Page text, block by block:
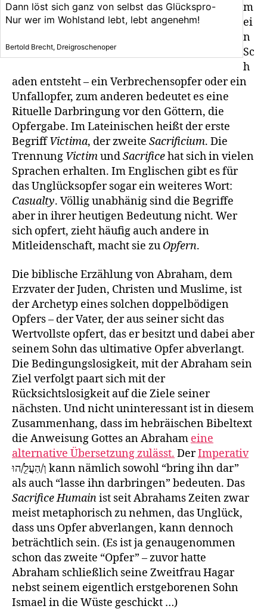
Dann löst sich ganz von selbst das Glückspro-
Nur wer im Wohlstand lebt, lebt angenehm!
Bertold Brecht, Dreigroschenoper
m
ei
n
Sc
h
aden entsteht – ein Verbrechensopfer oder ein
Unfallopfer, zum anderen bedeutet es eine
Rituelle Darbringung vor den Göttern, die
Opfergabe. Im Lateinischen heißt der erste
BegriffVictima, der zweite Sacrificium. Die
Trennung VictimundSacrificehat sich in vielen
Sprachen erhalten. Im Englischen gibt es für
das Unglücksopfer sogar ein weiteres Wort:
Casualty. Völlig unabhänig sind die Begriffe
aber in ihrer heutigen Bedeutung nicht. Wer
sich opfert, zieht häufig auch andere in
Mitleidenschaft, macht sie zu Opfern.
Die biblische Erzählung von Abraham, dem
Erzvater der Juden, Christen und Muslime, ist
der Archetyp eines solchen doppelbödigen
Opfers – der Vater, der aus seiner sicht das
Wertvollste opfert, das er besitzt und dabei aber
seinem Sohn das ultimative Opfer abverlangt.
Die Bedingungslosigkeit, mit der Abraham sein
Ziel verfolgt paart sich mit der
Rücksichtslosigkeit auf die Ziele seiner
nächsten. Und nicht uninteressant ist in diesem
Zusammenhang, dass im hebräischen Bibeltext
die Anweisung Gottes an Abraham eine
alternative Übersetzung zulässt. DerImperativ
וְ/הַעֲלֵ֤/הוּ kann nämlich sowohl “bring ihn dar”
als auch “lasse ihn darbringen” bedeuten. Das
Sacrifice Humainist seit Abrahams Zeiten zwar
meist metaphorisch zu nehmen, das Unglück,
dass uns Opfer abverlangen, kann dennoch
beträchtlich sein. (Es ist ja genaugenommen
schon das zweite “Opfer” – zuvor hatte
Abraham schließlich seine Zweitfrau Hagar
nebst seinem eigentlich erstgeborenen Sohn
Ismael in die Wüste geschickt …)